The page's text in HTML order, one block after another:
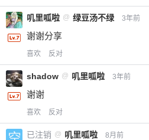
叽里呱啦 @ 绿豆汤不绿 3年前
谢谢分享
喜欢 反对
shadow @ 叽里呱啦 3年前
谢谢
喜欢 反对
已注销 @ 叽里呱啦 8月前